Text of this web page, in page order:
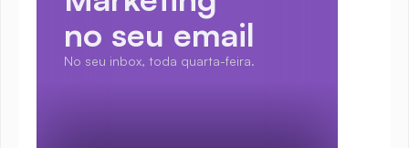
no seu email
No seu inbox, toda quarta-feira.